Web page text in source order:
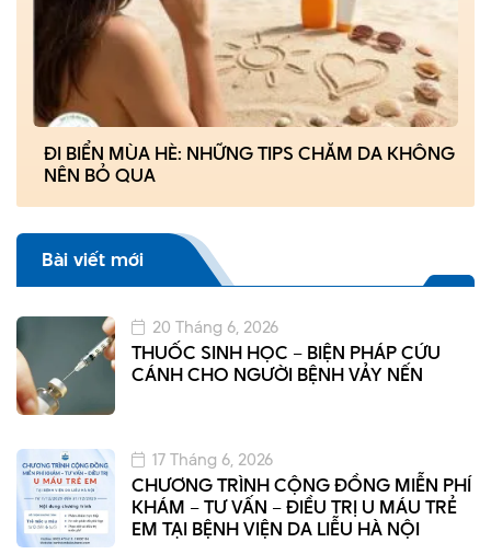
ĐI BIỂN MÙA HÈ: NHỮNG TIPS CHĂM DA KHÔNG
NÊN BỎ QUA
Bài viết mới
THUỐC SINH HỌC – BIỆN PHÁP CỨU
CÁNH CHO NGƯỜI BỆNH VẢY NẾN
20 Tháng 6, 2026
CHƯƠNG TRÌNH CỘNG ĐỒNG MIỄN PHÍ
KHÁM – TƯ VẤN – ĐIỀU TRỊ U MÁU TRẺ
EM TẠI BỆNH VIỆN DA LIỄU HÀ NỘI
17 Tháng 6, 2026